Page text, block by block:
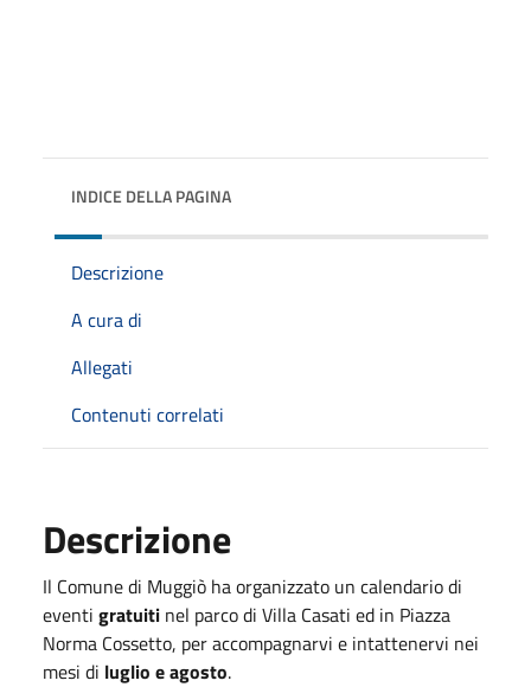
INDICE DELLA PAGINA
Descrizione
A cura di
Allegati
Contenuti correlati
Descrizione
Il Comune di Muggiò ha organizzato un calendario di
eventi gratuiti nel parco di Villa Casati ed in Piazza
Norma Cossetto, per accompagnarvi e intattenervi nei
mesi di luglio e agosto.